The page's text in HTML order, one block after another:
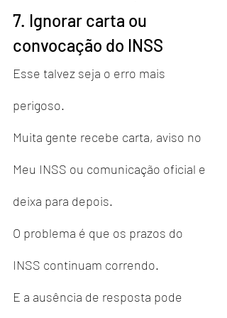
7. Ignorar carta ou
convocação do INSS
Esse talvez seja o erro mais
perigoso.
Muita gente recebe carta, aviso no
Meu INSS ou comunicação oficial e
deixa para depois.
O problema é que os prazos do
INSS continuam correndo.
E a ausência de resposta pode